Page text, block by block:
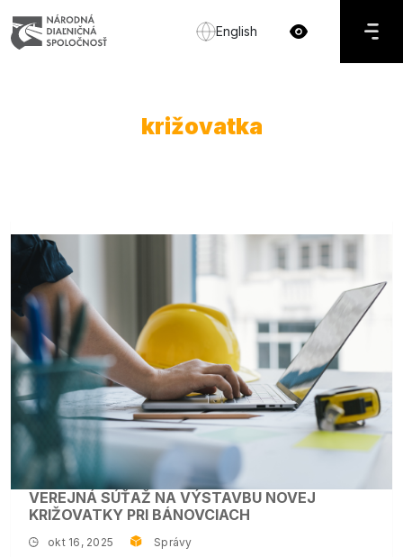
English
križovatka
VEREJNÁ SÚŤAŽ NA VÝSTAVBU NOVEJ
KRIŽOVATKY PRI BÁNOVCIACH
okt 16, 2025 Správy